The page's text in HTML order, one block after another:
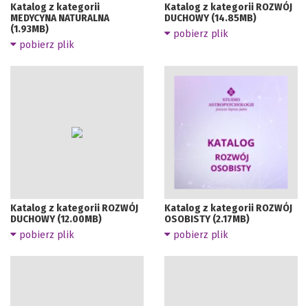
Katalog z kategorii
MEDYCYNA NATURALNA
(1.93MB)
pobierz plik
Katalog z kategorii ROZWÓJ
DUCHOWY (14.85MB)
pobierz plik
Katalog z kategorii ROZWÓJ
DUCHOWY (12.00MB)
pobierz plik
Katalog z kategorii ROZWÓJ
OSOBISTY (2.17MB)
pobierz plik